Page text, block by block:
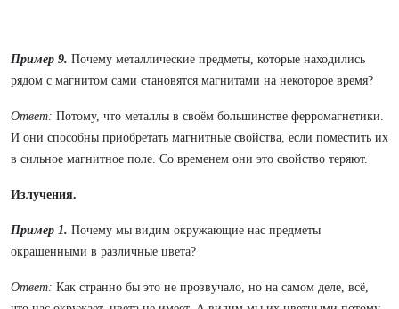
Пример 9. Почему металлические предметы, которые находились
рядом с магнитом сами становятся магнитами на некоторое время?
Ответ: Потому, что металлы в своём большинстве ферромагнетики.
И они способны приобретать магнитные свойства, если поместить их
в сильное магнитное поле. Со временем они это свойство теряют.
Излучения.
Пример 1. Почему мы видим окружающие нас предметы
окрашенными в различные цвета?
Ответ: Как странно бы это не прозвучало, но на самом деле, всё,